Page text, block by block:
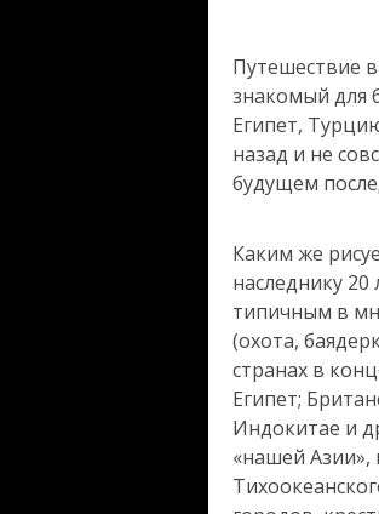
Путешествие
знакомый для
Египет,
назад и не
будущем
Каким же
наследнику
типичным в
(охота,
странах в
Египет;
Индокитае и
«нашей Азии»,